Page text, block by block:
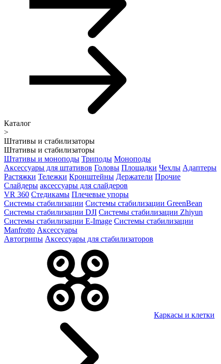
Каталог
>
Штативы и стабилизаторы
Штативы и стабилизаторы
Штативы и моноподы Триподы Моноподы
Аксессуары для штативов Головы Площадки Чехлы Адаптеры
Растяжки Тележки Кронштейны Держатели Прочие
Слайдеры аксессуары для слайдеров
VR 360 Стедикамы Плечевые упоры
Системы стабилизации Системы стабилизации GreenBean
Системы стабилизации DJI Системы стабилизации Zhiyun
Системы стабилизации E-Image Системы стабилизации
Manfrotto Аксессуары
Автогрипы Аксессуары для стабилизаторов
Каркасы и клетки